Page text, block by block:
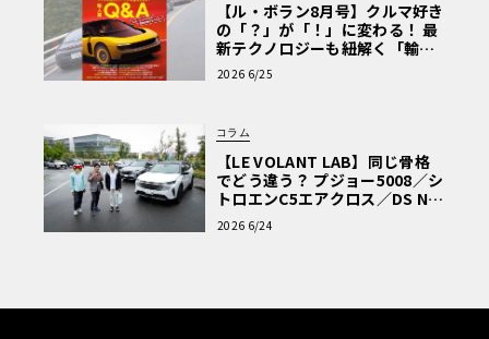
【ル・ボラン8月号】クルマ好き
の「？」が「！」に変わる！ 最
新テクノロジーも紐解く「輸入
車Q&A」
2026 6/25
コラム
【LE VOLANT LAB】同じ骨格
でどう違う？ プジョー5008／シ
トロエンC5エアクロス／DS Nº4
読者一気乗りレポート
2026 6/24